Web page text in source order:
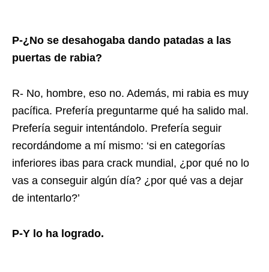
P-¿No se desahogaba dando patadas a las
puertas de rabia?
R- No, hombre, eso no. Además, mi rabia es muy
pacífica. Prefería preguntarme qué ha salido mal.
Prefería seguir intentándolo. Prefería seguir
recordándome a mí mismo: ‘si en categorías
inferiores ibas para crack mundial, ¿por qué no lo
vas a conseguir algún día? ¿por qué vas a dejar
de intentarlo?’
P-Y lo ha logrado.